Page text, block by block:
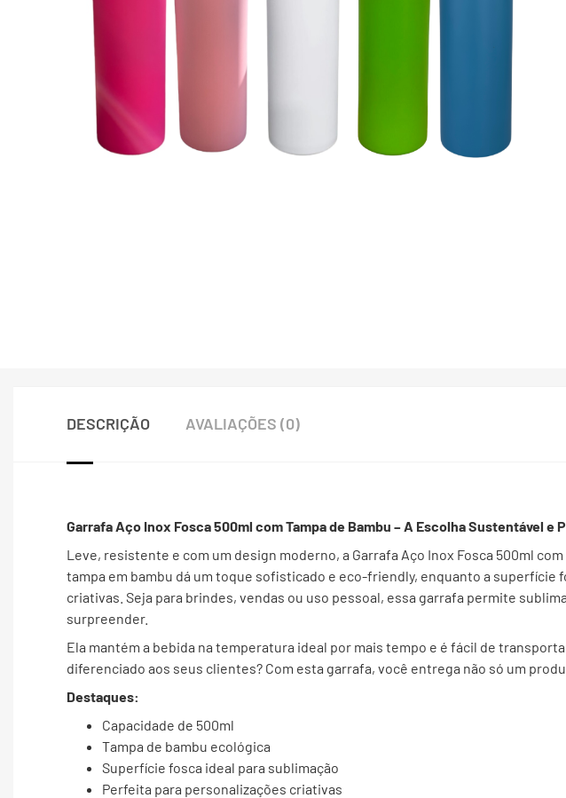
DESCRIÇÃO AVALIAÇÕES (0)
Garrafa Aço Inox Fosca 500ml com Tampa de Bambu – A Escolha Sustentável e
Leve, resistente e com um design moderno, a Garrafa Aço Inox Fosca 500ml
tampa em bambu dá um toque sofisticado e eco-friendly, enquanto a superfície
criativas. Seja para brindes, vendas ou uso pessoal, essa garrafa permite
surpreender.
Ela mantém a bebida na temperatura ideal por mais tempo e é fácil de
diferenciado aos seus clientes? Com esta garrafa, você entrega não só um
Destaques:
Capacidade de 500ml
Tampa de bambu ecológica
Superfície fosca ideal para sublimação
Perfeita para personalizações criativas